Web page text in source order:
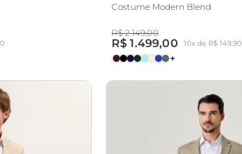
Costume Modern Blend
R$ 2.149,00
R$ 1.499,00 10x de R$ 149,90
+